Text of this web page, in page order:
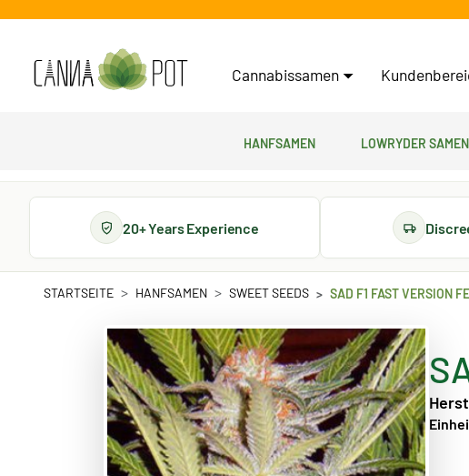
Cannabissamen
Hanfsamen Lowryder Samen
20+ Years Experience
STARTSEITE HANFSAMEN SWEET SEEDS SAD F1 FAST VERSION